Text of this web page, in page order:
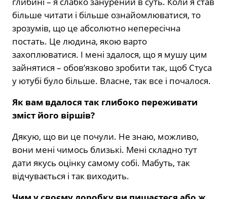
більше читати і більше ознайомлюватися, то
зрозумів, що це абсолютно непересічна
постать. Це людина, якою варто
захоплюватися. І мені здалося, що я мушу цим
зайнятися – обов’язково зробити так, щоб Стуса
у ютубі було більше. Власне, так все і почалося.
Як вам вдалося так глибоко переживати
зміст його віршів?
Дякую, що ви це почули. Не знаю, можливо,
вони мені чимось близькі. Мені складно тут
дати якусь оцінку самому собі. Мабуть, так
відчувається і так виходить.